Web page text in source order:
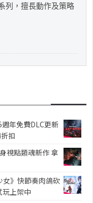
列，擅長動作及策略
週年免費DLC更新
扣
視點類魂新作 拿
女》快節奏肉鴿砍
玩上架中